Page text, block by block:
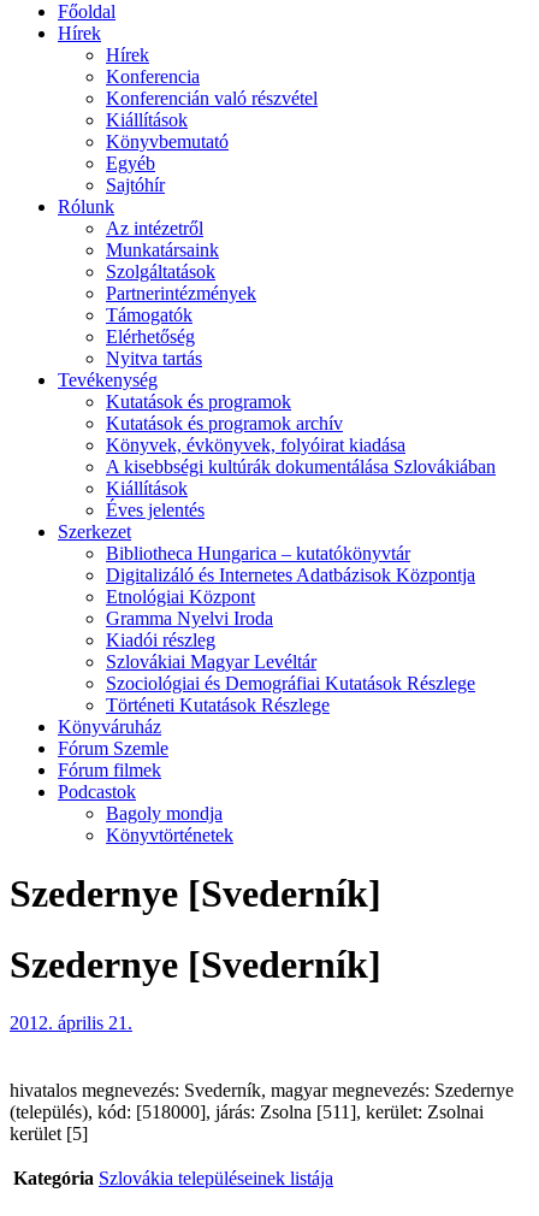
Főoldal
Hírek
Hírek
Konferencia
Konferencián való részvétel
Kiállítások
Könyvbemutató
Egyéb
Sajtóhír
Rólunk
Az intézetről
Munkatársaink
Szolgáltatások
Partnerintézmények
Támogatók
Elérhetőség
Nyitva tartás
Tevékenység
Kutatások és programok
Kutatások és programok archív
Könyvek, évkönyvek, folyóirat kiadása
A kisebbségi kultúrák dokumentálása Szlovákiában
Kiállítások
Éves jelentés
Szerkezet
Bibliotheca Hungarica – kutatókönyvtár
Digitalizáló és Internetes Adatbázisok Központja
Etnológiai Központ
Gramma Nyelvi Iroda
Kiadói részleg
Szlovákiai Magyar Levéltár
Szociológiai és Demográfiai Kutatások Részlege
Történeti Kutatások Részlege
Könyváruház
Fórum Szemle
Fórum filmek
Podcastok
Bagoly mondja
Könyvtörténetek
Szedernye [Svederník]
Szedernye [Svederník]
2012. április 21.
hivatalos megnevezés: Svederník, magyar megnevezés: Szedernye
(település), kód: [518000], járás: Zsolna [511], kerület: Zsolnai
kerület [5]
Kategória Szlovákia településeinek listája